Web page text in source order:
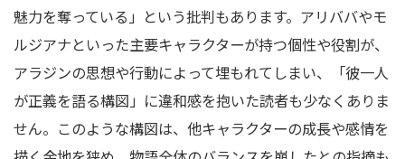
魅力を奪っている」という批判もあります。アリババやモ
ルジアナといった主要キャラクターが持つ個性や役割が、
アラジンの思想や行動によって埋もれてしまい、「彼一人
が正義を語る構図」に違和感を抱いた読者も少なくありま
せん。このような構図は、他キャラクターの成長や感情を